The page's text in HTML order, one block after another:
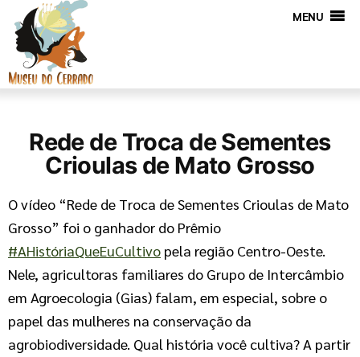
MENU
Rede de Troca de Sementes
Crioulas de Mato Grosso
O vídeo “Rede de Troca de Sementes Crioulas de Mato
Grosso” foi o ganhador do Prêmio
#AHistóriaQueEuCultivo pela região Centro-Oeste.
Nele, agricultoras familiares do Grupo de Intercâmbio
em Agroecologia (Gias) falam, em especial, sobre o
papel das mulheres na conservação da
agrobiodiversidade. Qual história você cultiva? A partir